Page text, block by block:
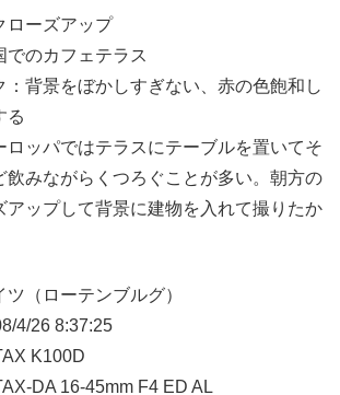
ーズアップ
のカフェテラス
背景をぼかしすぎない、赤の色飽和し
る
ッパではテラスにテーブルを置いてそ
飲みながらくつろぐことが多い。朝方の
アップして背景に建物を入れて撮りたか
ツ（ローテンブルグ）
4/26 8:37:25
K100D
DA 16-45mm F4 ED AL